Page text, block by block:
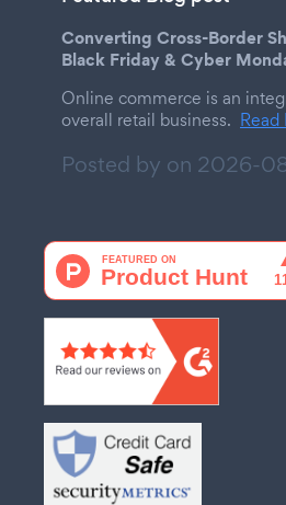
Converting Cross-Border
Black Friday & Cyber
Online commerce is an
overall retail business. Read
Posted by on 2026-